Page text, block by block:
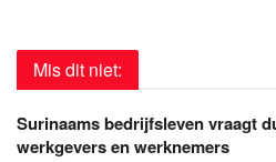
Mis dit niet:
Surinaams bedrijfsleven vraagt
werkgevers en werknemers